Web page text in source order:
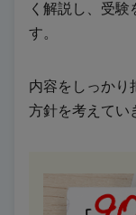
く解説し、受験
す。
内容をしっかり
方針を考えてい